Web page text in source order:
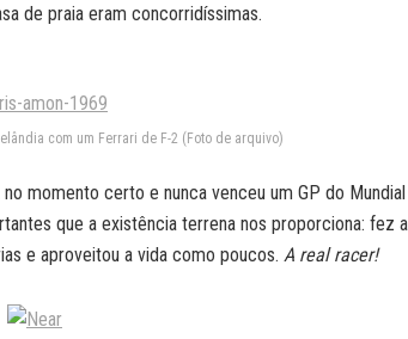
de praia eram concorridíssimas.
com um Ferrari de F-2 (Foto de arquivo)
momento certo e nunca venceu um GP do
que a existência terrena nos proporciona: fez
e aproveitou a vida como poucos. A real racer!